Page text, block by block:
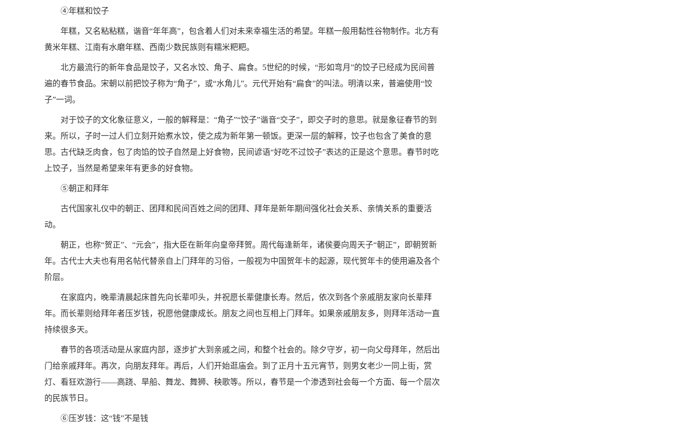
④年糕和饺子
年糕，又名粘粘糕，谐音“年年高”，包含着人们对未来幸福生活的希望。年糕一般用黏性谷物制作。北方有
黄米年糕、江南有水磨年糕、西南少数民族则有糯米粑粑。
北方最流行的新年食品是饺子，又名水饺、角子、扁食。5世纪的时候，“形如弯月”的饺子已经成为民间普
遍的春节食品。宋朝以前把饺子称为“角子”，或“水角儿”。元代开始有“扁食”的叫法。明清以来，普遍使用“饺
子”一词。
对于饺子的文化象征意义，一般的解释是：“角子”“饺子”谐音“交子”，即交子时的意思。就是象征春节的到
来。所以，子时一过人们立刻开始煮水饺，使之成为新年第一顿饭。更深一层的解释，饺子也包含了美食的意
思。古代缺乏肉食，包了肉馅的饺子自然是上好食物，民间谚语“好吃不过饺子”表达的正是这个意思。春节时吃
上饺子，当然是希望来年有更多的好食物。
⑤朝正和拜年
古代国家礼仪中的朝正、团拜和民间百姓之间的团拜、拜年是新年期间强化社会关系、亲情关系的重要活
动。
朝正，也称“贺正”、“元会”，指大臣在新年向皇帝拜贺。周代每逢新年，诸侯要向周天子“朝正”，即朝贺新
年。古代士大夫也有用名帖代替亲自上门拜年的习俗，一般视为中国贺年卡的起源，现代贺年卡的使用遍及各个
阶层。
在家庭内，晚辈清晨起床首先向长辈叩头，并祝愿长辈健康长寿。然后，依次到各个亲戚朋友家向长辈拜
年。而长辈则给拜年者压岁钱，祝愿他健康成长。朋友之间也互相上门拜年。如果亲戚朋友多，则拜年活动一直
持续很多天。
春节的各项活动是从家庭内部，逐步扩大到亲戚之间，和整个社会的。除夕守岁，初一向父母拜年，然后出
门给亲戚拜年。再次，向朋友拜年。再后，人们开始逛庙会。到了正月十五元宵节，则男女老少一同上街，赏
灯、看狂欢游行——高跷、旱船、舞龙、舞狮、秧歌等。所以，春节是一个渗透到社会每一个方面、每一个层次
的民族节日。
⑥压岁钱：这“钱”不是钱